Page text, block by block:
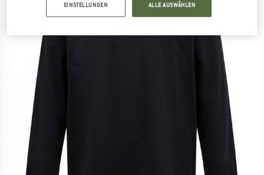
EINSTELLUNGEN ALLE AUSWÄHLEN